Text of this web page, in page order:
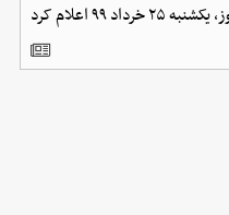
بانک مرکزی نرخ رسمی ۴۷ ارز را برای امروز، یکشنبه ۲۵ خرداد ۹۹ اعلام کرد